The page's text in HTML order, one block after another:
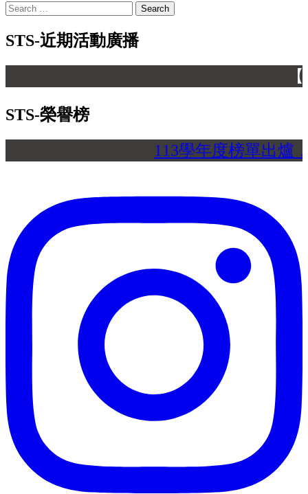
Search
for:
STS-近期活動廣播
【
STS-榮譽榜
113學年度榜單出爐